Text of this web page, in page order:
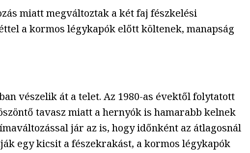
miatt megváltoztak a két faj fészkelési
a kormos légykapók előtt költenek, manapság
vészelik át a telet. Az 1980-as évektől folytatott
tavasz miatt a hernyók is hamarabb kelnek
jár az is, hogy időnként az átlagosnál
egy kicsit a fészekrakást, a kormos légykapók